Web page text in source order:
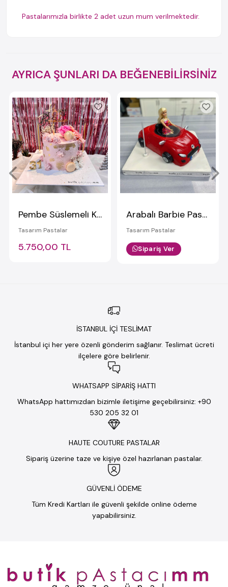
Pastalarımızla birlikte 2 adet uzun mum verilmektedir.
AYRICA ŞUNLARI DA BEĞENEBİLİRSİNİZ
Pembe Süslemeli Kremalı Pasta
Tasarım Pastalar
5.750,00 TL
Arabalı Barbie Pastası
Tasarım Pastalar
Sipariş Ver
İSTANBUL İÇİ TESLİMAT
İstanbul içi her yere özenli gönderim sağlanır. Teslimat ücreti
ilçelere göre belirlenir.
WHATSAPP SİPARİŞ HATTI
WhatsApp hattımızdan bizimle iletişime geçebilirsiniz: +90
530 205 32 01
HAUTE COUTURE PASTALAR
Sipariş üzerine taze ve kişiye özel hazırlanan pastalar.
GÜVENLİ ÖDEME
Tüm Kredi Kartları ile güvenli şekilde online ödeme
yapabilirsiniz.